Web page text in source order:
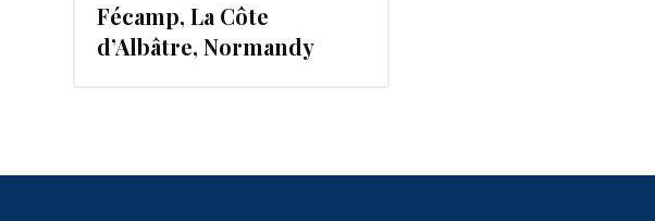
Fécamp, La Côte
d’Albâtre, Normandy